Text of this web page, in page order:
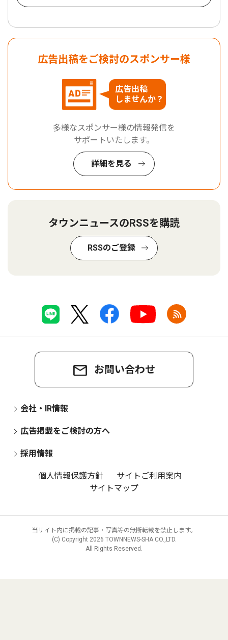
広告出稿をご検討のスポンサー様
広告出稿
しませんか？
多様なスポンサー様の情報発信を
サポートいたします。
詳細を見る
タウンニュースのRSSを購読
RSSのご登録
お問い合わせ
会社・IR情報
広告掲載をご検討の方へ
採用情報
個人情報保護方針
サイトご利用案内
サイトマップ
当サイト内に掲載の記事・写真等の無断転載を禁止します。
(C) Copyright 2026 TOWNNEWS-SHA CO.,LTD.
All Rights Reserved.